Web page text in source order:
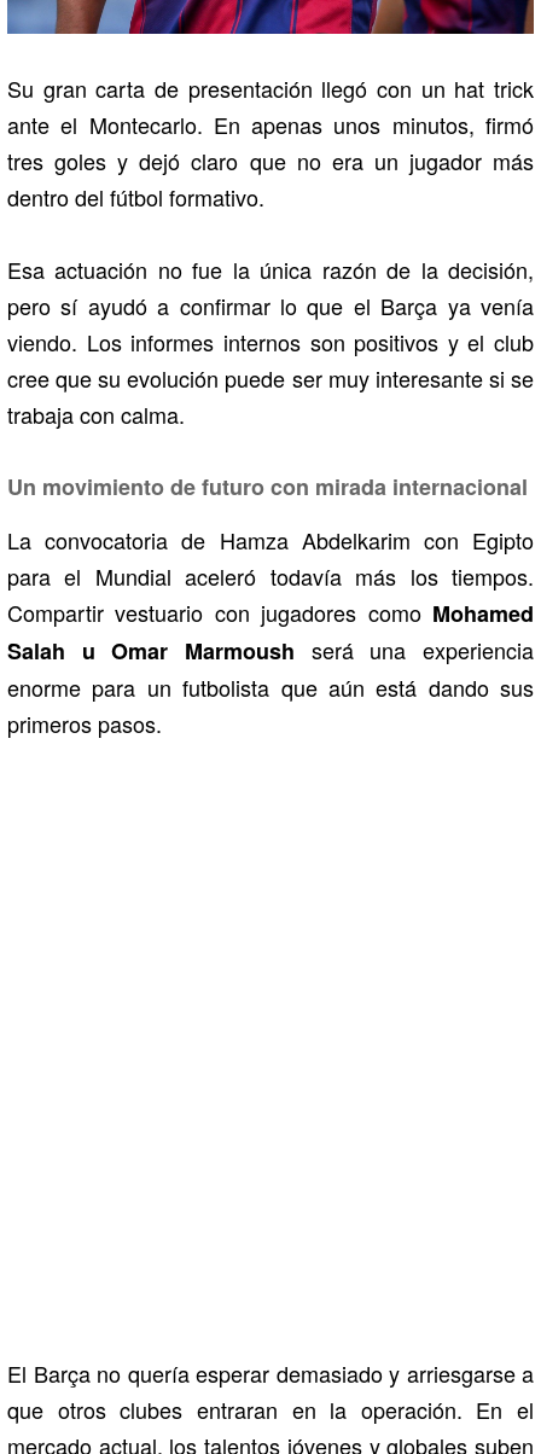
Su gran carta de presentación llegó con un hat trick
ante el Montecarlo. En apenas unos minutos, firmó
tres goles y dejó claro que no era un jugador más
dentro del fútbol formativo.
Esa actuación no fue la única razón de la decisión,
pero sí ayudó a confirmar lo que el Barça ya venía
viendo. Los informes internos son positivos y el club
cree que su evolución puede ser muy interesante si se
trabaja con calma.
Un movimiento de futuro con mirada internacional
La convocatoria de Hamza Abdelkarim con Egipto
para el Mundial aceleró todavía más los tiempos.
Compartir vestuario con jugadores como Mohamed
Salah u Omar Marmoush será una experiencia
enorme para un futbolista que aún está dando sus
primeros pasos.
El Barça no quería esperar demasiado y arriesgarse a
que otros clubes entraran en la operación. En el
mercado actual, los talentos jóvenes y globales suben